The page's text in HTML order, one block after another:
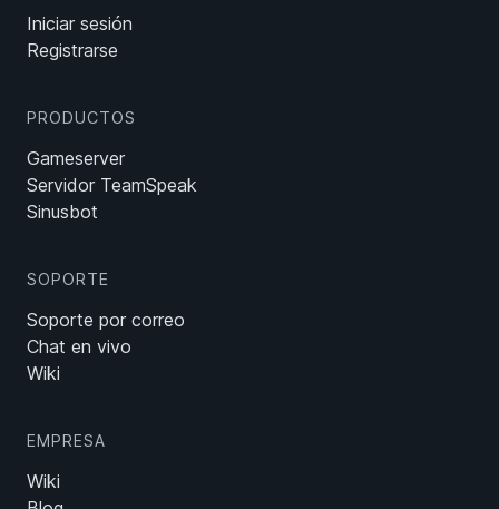
Iniciar sesión
Registrarse
PRODUCTOS
Gameserver
Servidor TeamSpeak
Sinusbot
SOPORTE
Soporte por correo
Chat en vivo
Wiki
EMPRESA
Wiki